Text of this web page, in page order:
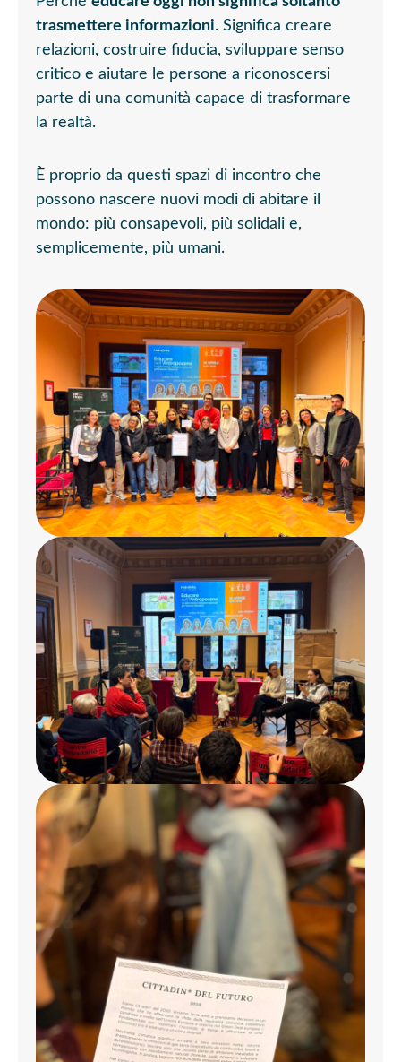
trasmettere informazioni. Significa creare
relazioni, costruire fiducia, sviluppare senso
critico e aiutare le persone a riconoscersi
parte di una comunità capace di trasformare
la realtà.
È proprio da questi spazi di incontro che
possono nascere nuovi modi di abitare il
mondo: più consapevoli, più solidali e,
semplicemente, più umani.